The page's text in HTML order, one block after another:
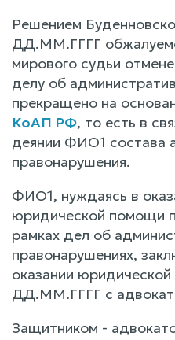
Решением
ДД.ММ.ГГГГ
мирового судьи
делу об
прекращено на
КоАП РФ, то есть в
деянии ФИО1 состава
правонарушения.
ФИО1, нуждаясь в
юридической помощи
рамках дел об
правонарушениях,
оказании
ДД.ММ.ГГГГ с
Защитником -